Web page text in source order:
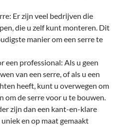
Er zijn veel bedrijven die
die u zelf kunt monteren. Dit
manier om een serre te
een professional: Als u geen
van een serre, of als u een
heeft, kunt u overwegen om
om de serre voor u te bouwen.
zijn dan een kant-en-klare
en op maat gemaakt